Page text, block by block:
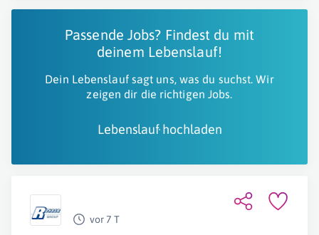
Passende Jobs? Findest du mit
deinem Lebenslauf!
Dein Lebenslauf sagt uns, was du suchst. Wir
zeigen dir die richtigen Jobs.
Lebenslauf hochladen
vor 7 T